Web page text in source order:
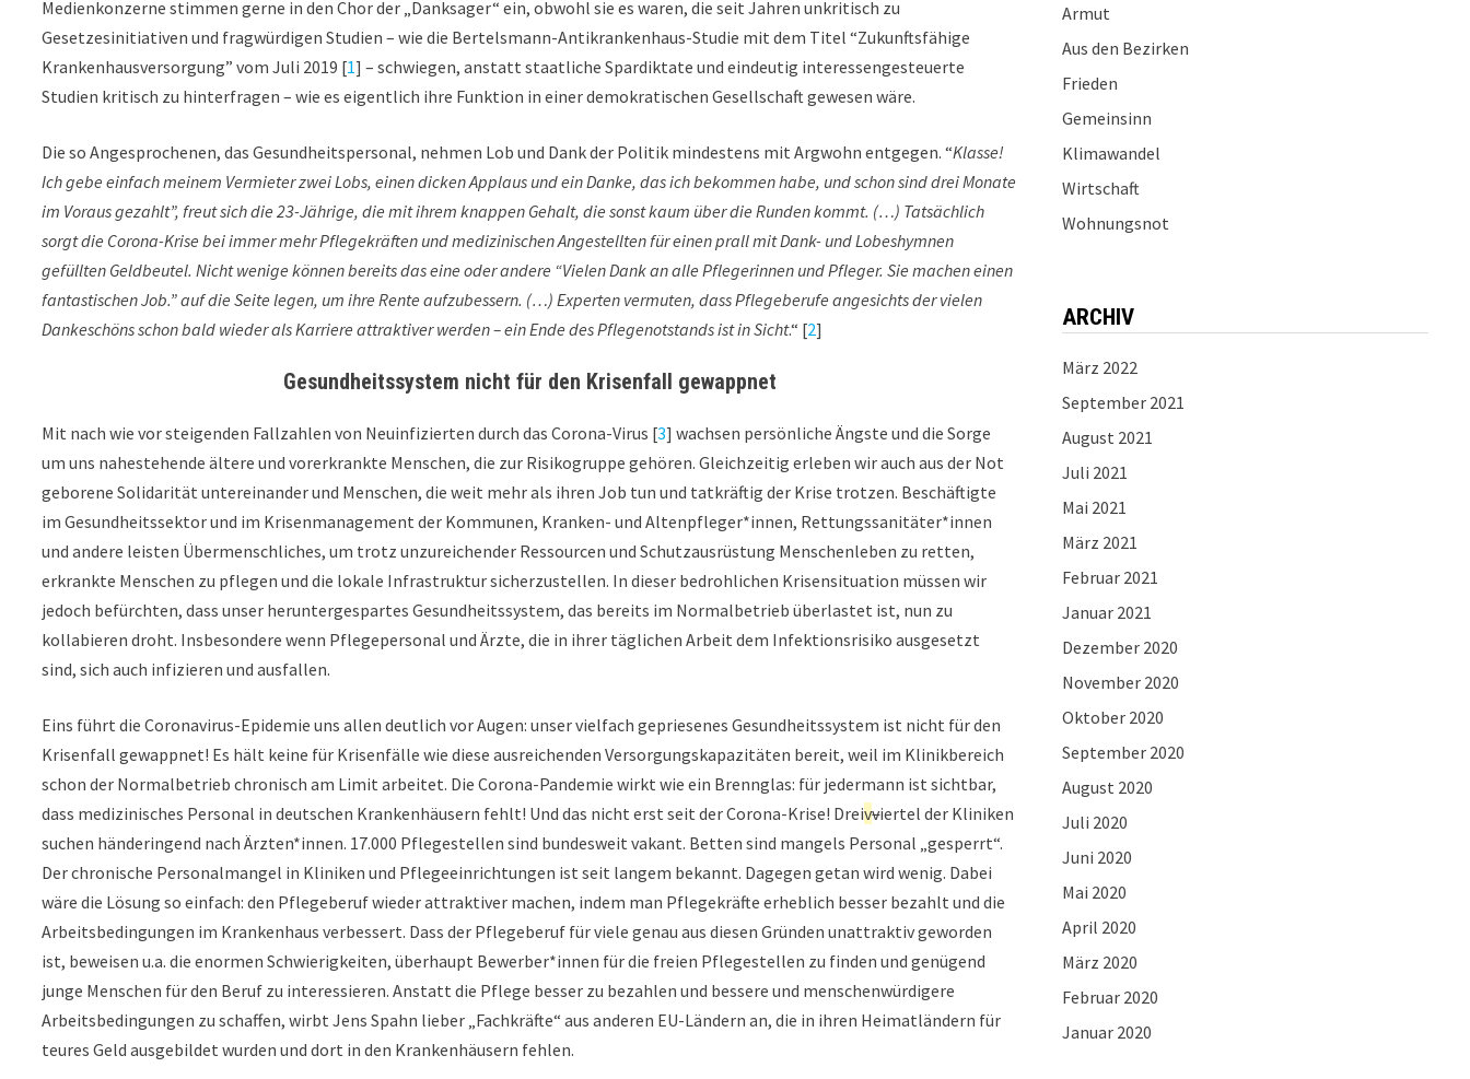
Medienkonzerne stimmen gerne in den Chor der „Danksager“ ein, obwohl sie es waren, die seit Jahren unkritisch zu
Gesetzesinitiativen und fragwürdigen Studien – wie die Bertelsmann-Antikrankenhaus-Studie mit dem Titel “Zukunftsfähige
Krankenhausversorgung” vom Juli 2019 [1] – schwiegen, anstatt staatliche Spardiktate und eindeutig interessengesteuerte
Studien kritisch zu hinterfragen – wie es eigentlich ihre Funktion in einer demokratischen Gesellschaft gewesen wäre.
Die so Angesprochenen, das Gesundheitspersonal, nehmen Lob und Dank der Politik mindestens mit Argwohn entgegen. “Klasse!
Ich gebe einfach meinem Vermieter zwei Lobs, einen dicken Applaus und ein Danke, das ich bekommen habe, und schon sind drei Monate
im Voraus gezahlt”, freut sich die 23-Jährige, die mit ihrem knappen Gehalt, die sonst kaum über die Runden kommt. (…) Tatsächlich
sorgt die Corona-Krise bei immer mehr Pflegekräften und medizinischen Angestellten für einen prall mit Dank- und Lobeshymnen
gefüllten Geldbeutel. Nicht wenige können bereits das eine oder andere “Vielen Dank an alle Pflegerinnen und Pfleger. Sie machen einen
fantastischen Job.” auf die Seite legen, um ihre Rente aufzubessern. (…) Experten vermuten, dass Pflegeberufe angesichts der vielen
Dankeschöns schon bald wieder als Karriere attraktiver werden – ein Ende des Pflegenotstands ist in Sicht.“ [2]
Gesundheitssystem nicht für den Krisenfall gewappnet
Mit nach wie vor steigenden Fallzahlen von Neuinfizierten durch das Corona-Virus [3] wachsen persönliche Ängste und die Sorge
um uns nahestehende ältere und vorerkrankte Menschen, die zur Risikogruppe gehören. Gleichzeitig erleben wir auch aus der Not
geborene Solidarität untereinander und Menschen, die weit mehr als ihren Job tun und tatkräftig der Krise trotzen. Beschäftigte
im Gesundheitssektor und im Krisenmanagement der Kommunen, Kranken- und Altenpfleger*innen, Rettungssanitäter*innen
und andere leisten Übermenschliches, um trotz unzureichender Ressourcen und Schutzausrüstung Menschenleben zu retten,
erkrankte Menschen zu pflegen und die lokale Infrastruktur sicherzustellen. In dieser bedrohlichen Krisensituation müssen wir
jedoch befürchten, dass unser heruntergespartes Gesundheitssystem, das bereits im Normalbetrieb überlastet ist, nun zu
kollabieren droht. Insbesondere wenn Pflegepersonal und Ärzte, die in ihrer täglichen Arbeit dem Infektionsrisiko ausgesetzt
sind, sich auch infizieren und ausfallen.
Eins führt die Coronavirus-Epidemie uns allen deutlich vor Augen: unser vielfach gepriesenes Gesundheitssystem ist nicht für den
Krisenfall gewappnet! Es hält keine für Krisenfälle wie diese ausreichenden Versorgungskapazitäten bereit, weil im Klinikbereich
schon der Normalbetrieb chronisch am Limit arbeitet. Die Corona-Pandemie wirkt wie ein Brennglas: für jedermann ist sichtbar,
dass medizinisches Personal in deutschen Krankenhäusern fehlt! Und das nicht erst seit der Corona-Krise! Dreivviertel der Kliniken
suchen händeringend nach Ärzten*innen. 17.000 Pflegestellen sind bundesweit vakant. Betten sind mangels Personal „gesperrt“.
Der chronische Personalmangel in Kliniken und Pflegeeinrichtungen ist seit langem bekannt. Dagegen getan wird wenig. Dabei
wäre die Lösung so einfach: den Pflegeberuf wieder attraktiver machen, indem man Pflegekräfte erheblich besser bezahlt und die
Arbeitsbedingungen im Krankenhaus verbessert. Dass der Pflegeberuf für viele genau aus diesen Gründen unattraktiv geworden
ist, beweisen u.a. die enormen Schwierigkeiten, überhaupt Bewerber*innen für die freien Pflegestellen zu finden und genügend
junge Menschen für den Beruf zu interessieren. Anstatt die Pflege besser zu bezahlen und bessere und menschenwürdigere
Arbeitsbedingungen zu schaffen, wirbt Jens Spahn lieber „Fachkräfte“ aus anderen EU-Ländern an, die in ihren Heimatländern für
teures Geld ausgebildet wurden und dort in den Krankenhäusern fehlen.
Armut
Aus den Bezirken
Frieden
Gemeinsinn
Klimawandel
Wirtschaft
Wohnungsnot
ARCHIV
März 2022
September 2021
August 2021
Juli 2021
Mai 2021
März 2021
Februar 2021
Januar 2021
Dezember 2020
November 2020
Oktober 2020
September 2020
August 2020
Juli 2020
Juni 2020
Mai 2020
April 2020
März 2020
Februar 2020
Januar 2020